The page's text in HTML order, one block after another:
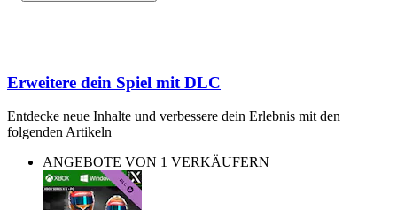
Erweitere dein Spiel mit DLC
Entdecke neue Inhalte und verbessere dein Erlebnis mit den
folgenden Artikeln
ANGEBOTE VON 1 VERKÄUFERN